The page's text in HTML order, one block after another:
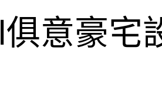
意豪宅